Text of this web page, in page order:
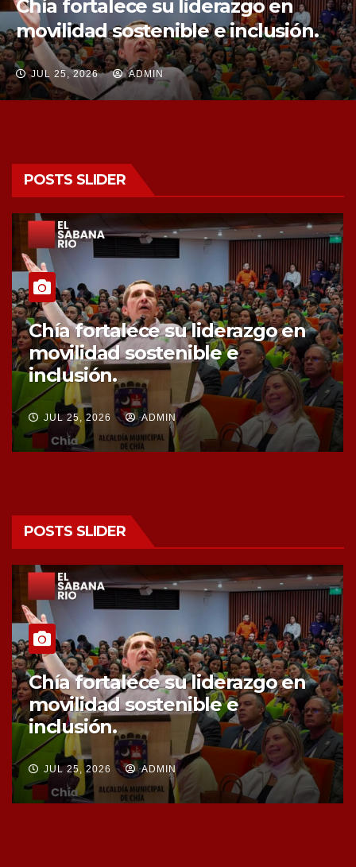
fuentes hídricas con la compra de
tres nuevos predios
JUL 25, 2026 ADMIN
POSTS SLIDER
Chía fortalece la protección de
sus fuentes hídricas con la
compra de tres nuevos predios
JUL 25, 2026 ADMIN
POSTS SLIDER
Chía fortalece la protección de
sus fuentes hídricas con la
compra de tres nuevos predios
JUL 25, 2026 ADMIN